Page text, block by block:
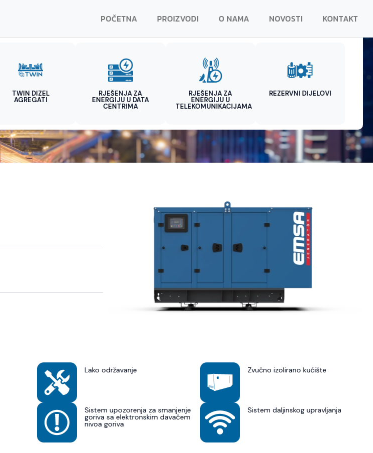
POČETNA PROIZVODI O NAMA NOVOSTI KONTAKT
TWIN DIZEL
AGREGATI
RJEŠENJA ZA
ENERGIJU U DATA
CENTRIMA
RJEŠENJA ZA
ENERGIJU U
TELEKOMUNIKACIJAMA
REZERVNI DIJELOVI
Lako održavanje Zvučno izolirano kućište
Sistem upozorenja za smanjenje
goriva sa elektronskim davačem
nivoa goriva
Sistem daljinskog upravljanja